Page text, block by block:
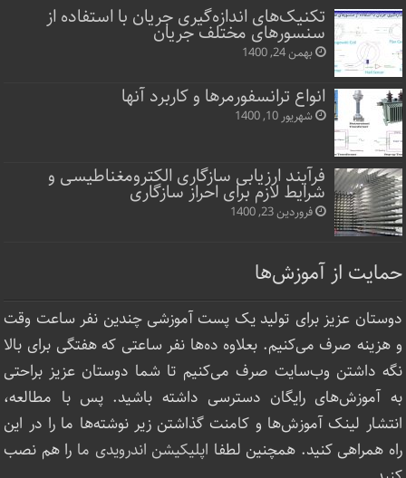
تکنیک‌های اندازه‌گیری جریان با استفاده از
سنسورهای مختلف جریان
بهمن 24, 1400
انواع ترانسفورمرها و کاربرد آنها
شهریور 10, 1400
فرآیند ارزیابی سازگاری الکترومغناطیسی و
شرایط لازم برای احراز سازگاری
فروردین 23, 1400
حمایت از آموزش‌ها
دوستان عزیز برای تولید یک پست آموزشی چندین نفر ساعت‌ وقت
و هزینه صرف می‌کنیم. بعلاوه ده‌ها نفر ساعتی که هفتگی برای بالا
نگه داشتن وب‌سایت صرف ‌می‌کنیم تا شما دوستان عزیز براحتی
به آموزش‌های رایگان دسترسی داشته باشید. پس با مطالعه،
انتشار لینک‌ آموزش‌ها و کامنت گذاشتن زیر نوشته‌‌ها ما را در این
راه همراهی کنید. همچنین لطفا اپلیکیشن اندرویدی ما را هم نصب